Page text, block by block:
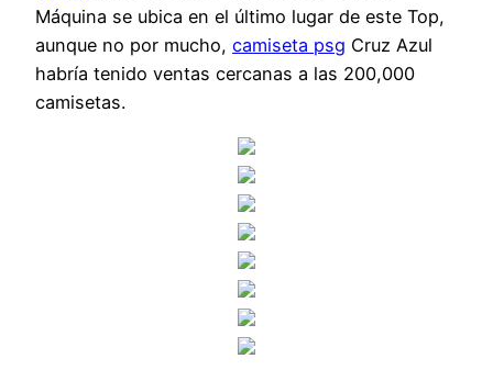
Máquina se ubica en el último lugar de este Top,
aunque no por mucho, camiseta psg Cruz Azul
habría tenido ventas cercanas a las 200,000
camisetas.